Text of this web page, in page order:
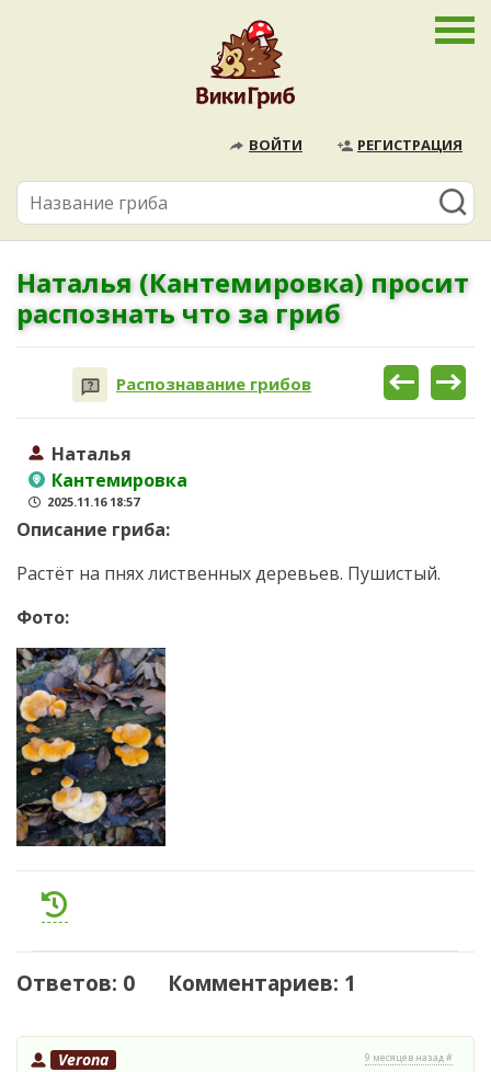
ВОЙТИ РЕГИСТРАЦИЯ
Наталья (Кантемировка) просит
распознать что за гриб
Распознавание грибов
Наталья
Кантемировка
2025.11.16 18:57
Описание гриба:
Растёт на пнях лиственных деревьев. Пушистый.
Фото:
Ответов: 0 Комментариев: 1
Verona 9 месяцев назад #